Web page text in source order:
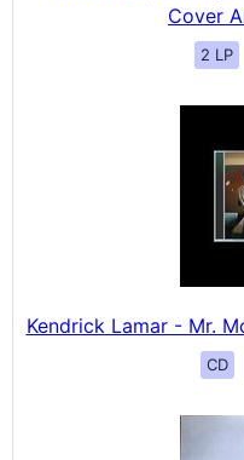
Cover
2 LP
Kendrick Lamar - Mr.
CD